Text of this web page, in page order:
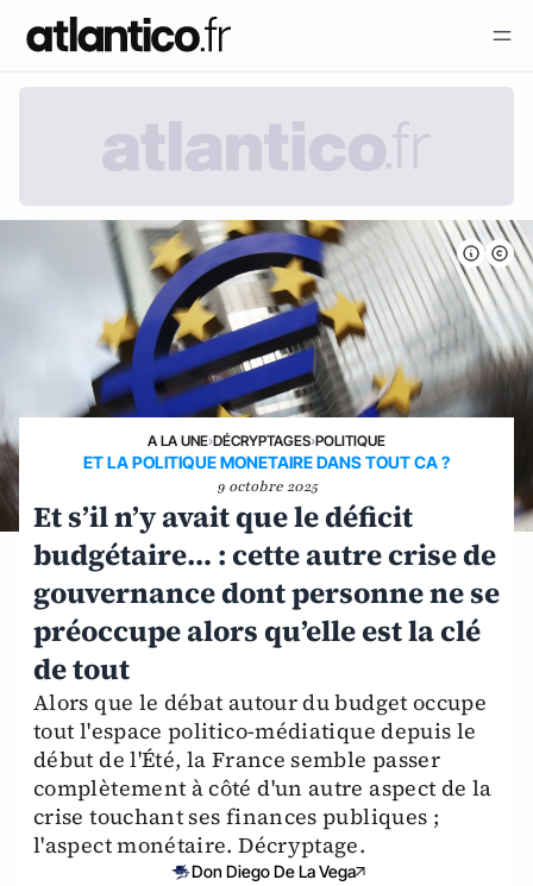
A LA UNE›DÉCRYPTAGES›POLITIQUE
ET LA POLITIQUE MONETAIRE DANS TOUT CA ?
9 octobre 2025
Et s’il n’y avait que le déficit
budgétaire… : cette autre crise de
gouvernance dont personne ne se
préoccupe alors qu’elle est la clé
de tout
Alors que le débat autour du budget occupe
tout l'espace politico-médiatique depuis le
début de l'Été, la France semble passer
complètement à côté d'un autre aspect de la
crise touchant ses finances publiques ;
l'aspect monétaire. Décryptage.
Don Diego De La Vega